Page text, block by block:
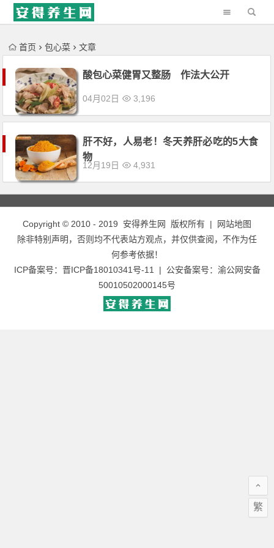
'); })();
首页 包心菜 文章
酸包心菜健胃又整肠 作法大公开
04月02日 3,196
肝不好，人易老！冬天养肝必吃的5大食
物
12月19日 4,931
Copyright © 2010 - 2019 安得养生网 版权所有 |
网站地图
除非特别声明，否则均不代表站方观点，并仅供查阅，不作为任
何参考依据！
ICP备案号： 晋ICP备18010341号-11 | 公安备案号： 渝公网安备
50010502000145号
繁